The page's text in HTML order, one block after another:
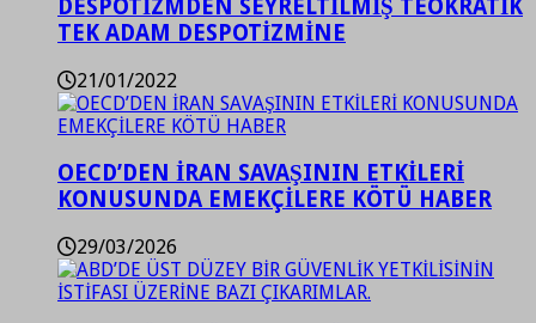
DESPOTİZMDEN SEYRELTİLMİŞ TEOKRATİK
TEK ADAM DESPOTİZMİNE
21/01/2022
OECD’DEN İRAN SAVAŞININ ETKİLERİ
KONUSUNDA EMEKÇİLERE KÖTÜ HABER
29/03/2026